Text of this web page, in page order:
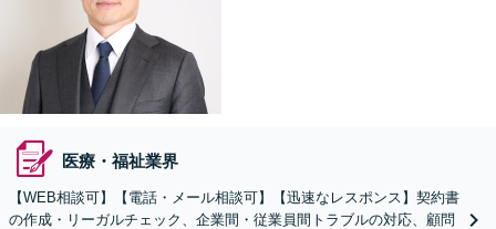
医療・福祉業界
【WEB相談可】【電話・メール相談可】【迅速なレスポンス】契約書
の作成・リーガルチェック、企業間・従業員間トラブルの対応、顧問